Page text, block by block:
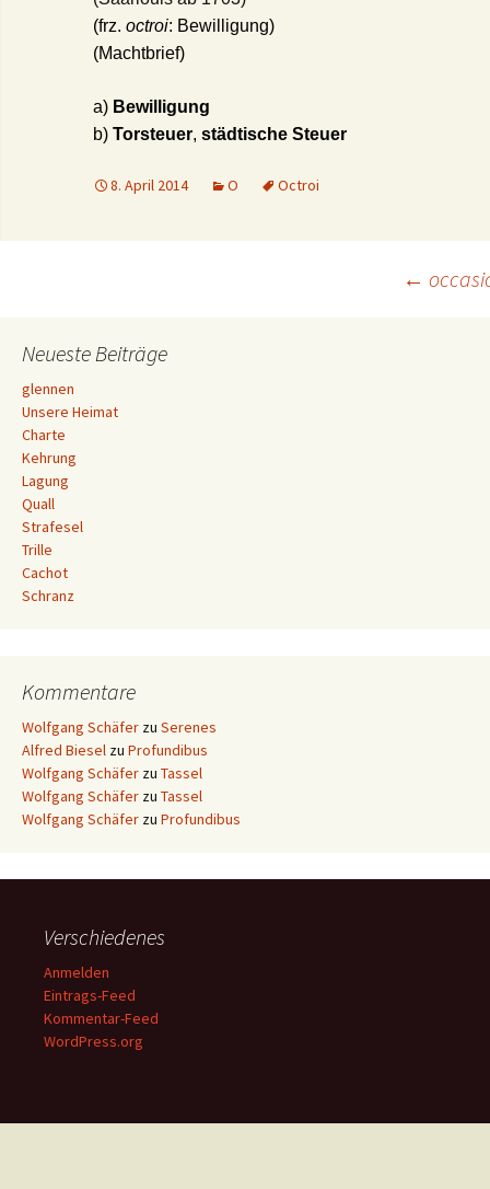
(frz. octroi: Bewilligung)
(Machtbrief)
a) Bewilligung
b) Torsteuer, städtische Steuer
8. April 2014 O Octroi
Navigation
←
Neueste Beiträge
glennen
Unsere Heimat
Charte
Kehrung
Lagung
Quall
Strafesel
Trille
Cachot
Schranz
Kommentare
Wolfgang Schäfer zu Serenes
Alfred Biesel zu Profundibus
Wolfgang Schäfer zu Tassel
Wolfgang Schäfer zu Tassel
Wolfgang Schäfer zu Profundibus
Verschiedenes
Anmelden
Eintrags-Feed
Kommentar-Feed
WordPress.org